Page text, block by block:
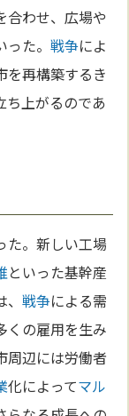
合わせ、広場や
った。戦争によ
を再構築するき
ち上がるのであ
た。新しい工場
といった基幹産
、戦争による需
くの雇用を生み
周辺には労働者
化によってマル